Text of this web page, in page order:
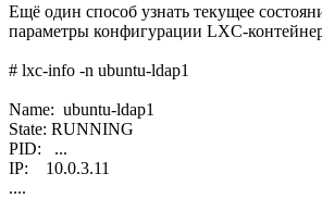
Ещё один способ узнать текущее
параметры конфигурации LXC-
# lxc-info -n ubuntu-ldap1
Name: ubuntu-ldap1
State: RUNNING
PID: ...
IP: 10.0.3.11
....